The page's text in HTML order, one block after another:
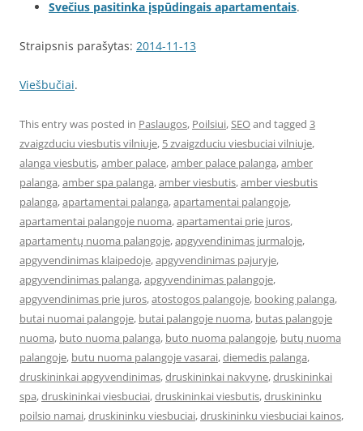
Svečius pasitinka įspūdingais apartamentais.
Straipsnis parašytas: 2014-11-13
Viešbučiai.
This entry was posted in Paslaugos, Poilsiui,SEOand tagged 3
zvaigzduciu viesbutis vilniuje, 5 zvaigzduciu viesbuciai vilniuje,
alanga viesbutis,amber palace,amber palace palanga,amber
palanga,amber spa palanga,amber viesbutis,amber viesbutis
palanga,apartamentai palanga,apartamentai palangoje,
apartamentai palangoje nuoma,apartamentai prie juros,
apartamentų nuoma palangoje,apgyvendinimas jurmaloje,
apgyvendinimas klaipedoje,apgyvendinimas pajuryje,
apgyvendinimas palanga,apgyvendinimas palangoje,
apgyvendinimas prie juros,atostogos palangoje, booking palanga,
butai nuomai palangoje, butai palangoje nuoma, butas palangoje
nuoma, buto nuoma palanga, buto nuoma palangoje, butų nuoma
palangoje, butu nuoma palangoje vasarai,diemedis palanga,
druskininkai apgyvendinimas,druskininkai nakvyne,druskininkai
spa,druskininkai viesbuciai,druskininkai viesbutis,druskininku
poilsio namai,druskininku viesbuciai,druskininku viesbuciai kainos,